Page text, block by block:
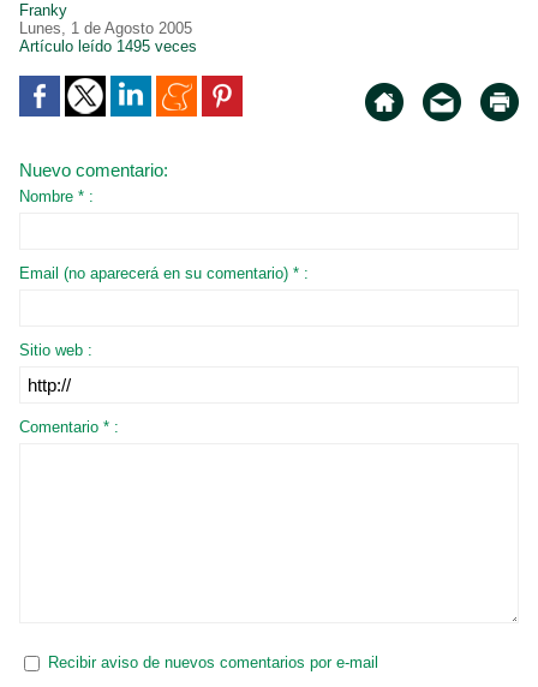
Franky
Lunes, 1 de Agosto 2005
Artículo leído 1495 veces
Nuevo comentario:
Nombre * :
Email (no aparecerá en su comentario) * :
Sitio web :
Comentario * :
Recibir aviso de nuevos comentarios por e-mail